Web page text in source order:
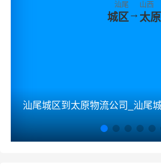
汕尾
城区→
山西
太原
汕尾城区到太原物流公司_汕尾